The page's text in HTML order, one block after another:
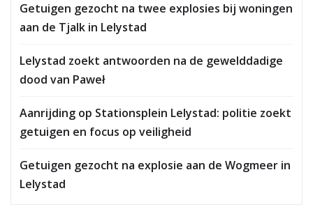
Getuigen gezocht na twee explosies bij woningen
aan de Tjalk in Lelystad
Lelystad zoekt antwoorden na de gewelddadige
dood van Paweł
Aanrijding op Stationsplein Lelystad: politie zoekt
getuigen en focus op veiligheid
Getuigen gezocht na explosie aan de Wogmeer in
Lelystad